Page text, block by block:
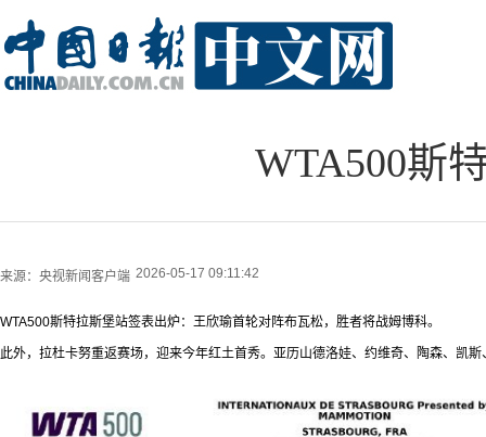
WTA500斯
来源： 央视新闻客户端 2026-05-17 09:11:42
WTA500斯特拉斯堡站签表出炉：王欣瑜首轮对阵布瓦松，胜者将战姆博科。
此外，拉杜卡努重返赛场，迎来今年红土首秀。亚历山德洛娃、约维奇、陶森、凯